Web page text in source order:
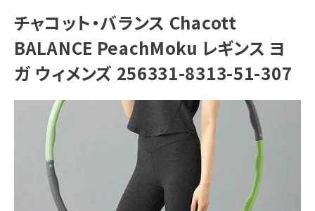
ようこそ ゲスト 様
meeting_room ログイン person 会員登録
スポーツから選ぶ
アイテムから選ぶ
ブランドから選ぶ
チャコット・バランス Chacott
BALANCE PeachMoku レギンス ヨ
ガ ウィメンズ 256331-8313-51-307